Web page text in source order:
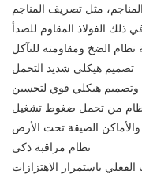
المناجم، مثل تصريف المناجم
ذلك الفولاذ المقاوم للصدأ
تصميم هيكلي شديد التحمل
وتصميم هيكلي قوي لتحسين
من تحمل ضغوط تشغيل
نظام مراقبة ذكي
باستمرار الاهتزازات